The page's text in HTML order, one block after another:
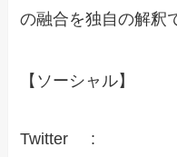
の融合を独自の解釈
【ソーシャル】
Twitter :